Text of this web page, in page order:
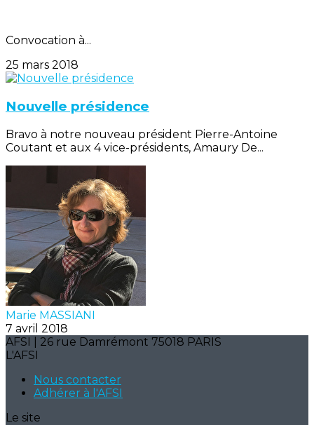
Convocation à...
25 mars 2018
Nouvelle présidence
Bravo à notre nouveau président Pierre-Antoine
Coutant et aux 4 vice-présidents, Amaury De...
Marie MASSIANI
7 avril 2018
AFSI | 26 rue Damrémont 75018 PARIS
L'AFSI
Nous contacter
Adhérer à l'AFSI
Le site